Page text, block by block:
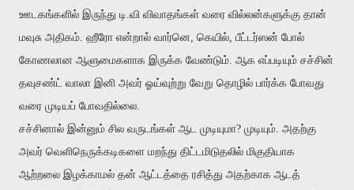
ஊடகங்களில் இருந்து டி.வி விவாதங்கள் வரை வில்லன்களுக்கு தான்
மவுசு அதிகம். ஹீரோ என்றால் வார்னெ, கெயில், பீட்டர்ஸன் போல்
கோணலான ஆளுமைகளாக இருக்க வேண்டும். ஆக எப்படியும் சச்சின்
தவுசண்ட் வாலா இனி அவர் ஓய்வுற்று வேறு தொழில் பார்க்க போவது
வரை முடியப் போவதில்லை.
சச்சினால் இன்னும் சில வருடங்கள் ஆட முடியுமா? முடியும். அதற்கு
அவர் வெளிநெருக்கடிகளை மறந்து திட்டமிடுதலில் மிகுதியாக
ஆற்றலை இழக்காமல் தன் ஆட்டத்தை ரசித்து அதற்காக ஆடத்